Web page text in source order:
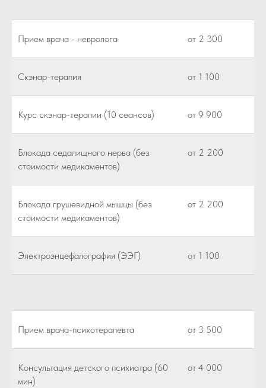
Прием врача - невролога от 2 300
Скэнар-терапия от 1 100
Курс скэнар-терапии (10 сеансов) от 9 900
Блокада седалищного нерва (без
стоимости медикаментов)
от 2 200
Блокада грушевидной мышцы (без
стоимости медикаментов)
от 2 200
Электроэнцефалография (ЭЭГ) от 1 100
Прием врача-психотерапевта от 3 500
Консультация детского психиатра (60
мин)
от 4 000